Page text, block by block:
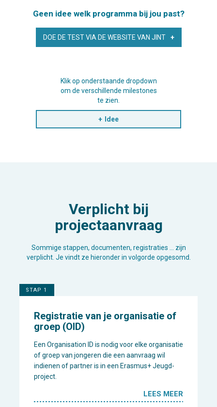
Geen idee welk programma bij jou past?
DOE DE TEST VIA DE WEBSITE VAN JINT
Klik op onderstaande dropdown
om de verschillende milestones
te zien.
Idee
Verplicht bij
projectaanvraag
Sommige stappen, documenten, registraties … zijn
verplicht. Je vindt ze hieronder in volgorde opgesomd.
STAP 1
Registratie van je organisatie of
groep (OID)
Een Organisation ID is nodig voor elke organisatie
of groep van jongeren die een aanvraag wil
indienen of partner is in een Erasmus+ Jeugd-
project.
LEES MEER